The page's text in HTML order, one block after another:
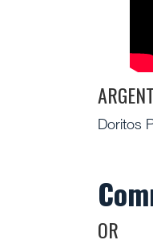
ARGENT
Doritos
OR